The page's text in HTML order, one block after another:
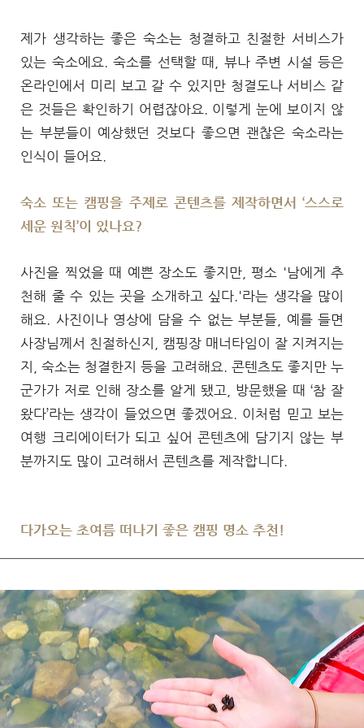
제가 생각하는 좋은 숙소는 청결하고 친절한 서비스가
있는 숙소에요. 숙소를 선택할 때, 뷰나 주변 시설 등은
온라인에서 미리 보고 갈 수 있지만 청결도나 서비스 같
은 것들은 확인하기 어렵잖아요. 이렇게 눈에 보이지 않
는 부분들이 예상했던 것보다 좋으면 괜찮은 숙소라는
인식이 들어요.
숙소 또는 캠핑을 주제로 콘텐츠를 제작하면서 ‘스스로
세운 원칙’이 있나요?
사진을 찍었을 때 예쁜 장소도 좋지만, 평소 '남에게 추
천해 줄 수 있는 곳을 소개하고 싶다.'라는 생각을 많이
해요. 사진이나 영상에 담을 수 없는 부분들, 예를 들면
사장님께서 친절하신지, 캠핑장 매너타임이 잘 지켜지는
지, 숙소는 청결한지 등을 고려해요. 콘텐츠도 좋지만 누
군가가 저로 인해 장소를 알게 됐고, 방문했을 때 ‘참 잘
왔다’라는 생각이 들었으면 좋겠어요. 이처럼 믿고 보는
여행 크리에이터가 되고 싶어 콘텐츠에 담기지 않는 부
분까지도 많이 고려해서 콘텐츠를 제작합니다.
다가오는 초여름 떠나기 좋은 캠핑 명소 추천!